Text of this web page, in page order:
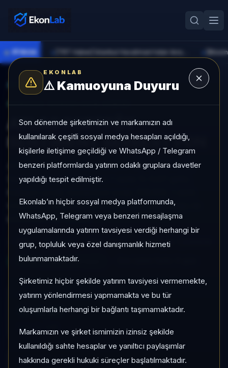
EKONLAB
⚠️Kamuoyuna Duyuru
Son dönemde şirketimizin ve markamızın adı
kullanılarak çeşitli sosyal medya hesapları açıldığı,
kişilerle iletişime geçildiği ve WhatsApp / Telegram
benzeri platformlarda yatırım odaklı gruplara davetler
yapıldığı tespit edilmiştir.
Ekonlab’ın hiçbir sosyal medya platformunda,
WhatsApp, Telegram veya benzeri mesajlaşma
uygulamalarında yatırım tavsiyesi verdiği herhangi bir
grup, topluluk veya özel danışmanlık hizmeti
bulunmamaktadır.
Şirketimiz hiçbir şekilde yatırım tavsiyesi vermemekte,
yatırım yönlendirmesi yapmamakta ve bu tür
oluşumlarla herhangi bir bağlantı taşımamaktadır.
Markamızın ve şirket ismimizin izinsiz şekilde
kullanıldığı sahte hesaplar ve yanıltıcı paylaşımlar
hakkında gerekli hukuki süreçler başlatılmaktadır.
● PİYASA
AI Fon Radar Serbest
SUNUCU TARAFI FON GIRIŞI
ATLAS PORTFÖY
SENTİMENT SERBEST FON
ATLAS PORTFÖY SENTİMENT SERBEST FON,
Serbest kategorisinde son 1 ayda %-0,67 getiri,
volatilitesi %0,76 ve Aktif KAP KAP yoğunluğu ile
izlenebilen bir fondur.
STI Serbest Risk:Orta Son fiyat:
TEFAS'ta İşlem Görüyor
1 AY VE 3 AY PERFORMANS
%-0,67
3 Ay:
KATEGORI KONUMU